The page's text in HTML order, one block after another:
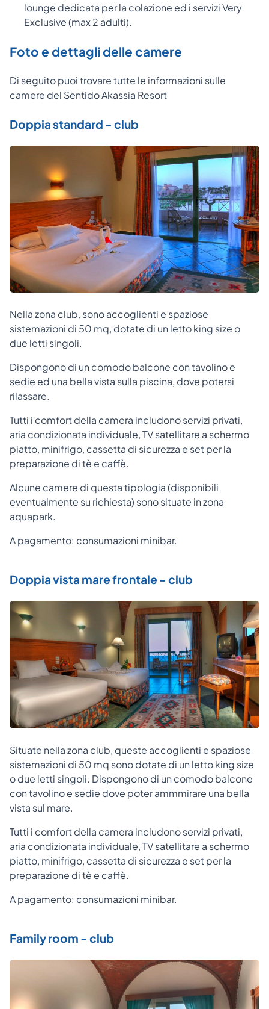
lounge dedicata per la colazione ed i servizi Very
Exclusive (max 2 adulti).
Foto e dettagli delle camere
Di seguito puoi trovare tutte le informazioni sulle
camere del Sentido Akassia Resort
Doppia standard - club
Nella zona club, sono accoglienti e spaziose
sistemazioni di 50 mq, dotate di un letto king size o
due letti singoli.
Dispongono di un comodo balcone con tavolino e
sedie ed una bella vista sulla piscina, dove potersi
rilassare.
Tutti i comfort della camera includono servizi privati,
aria condizionata individuale, TV satellitare a schermo
piatto, minifrigo, cassetta di sicurezza e set per la
preparazione di tè e caffè.
Alcune camere di questa tipologia (disponibili
eventualmente su richiesta) sono situate in zona
aquapark.
A pagamento: consumazioni minibar.
Doppia vista mare frontale - club
Situate nella zona club, queste accoglienti e spaziose
sistemazioni di 50 mq sono dotate di un letto king size
o due letti singoli. Dispongono di un comodo balcone
con tavolino e sedie dove poter ammmirare una bella
vista sul mare.
Tutti i comfort della camera includono servizi privati,
aria condizionata individuale, TV satellitare a schermo
piatto, minifrigo, cassetta di sicurezza e set per la
preparazione di tè e caffè.
A pagamento: consumazioni minibar.
Family room - club